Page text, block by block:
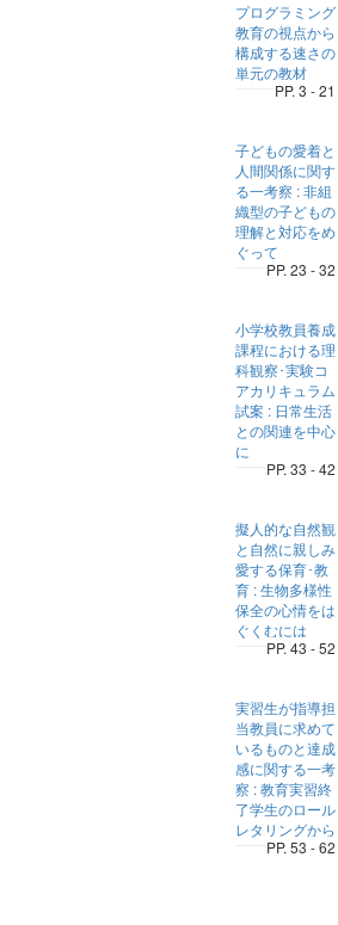
プログラミング
教育の視点から
構成する速さの
単元の教材
PP. 3 - 21
子どもの愛着と
人間関係に関す
る一考察 : 非組
織型の子どもの
理解と対応をめ
ぐって
PP. 23 - 32
小学校教員養成
課程における理
科観察･実験コ
アカリキュラム
試案 : 日常生活
との関連を中心
に
PP. 33 - 42
擬人的な自然観
と自然に親しみ
愛する保育･教
育 : 生物多様性
保全の心情をは
ぐくむには
PP. 43 - 52
実習生が指導担
当教員に求めて
いるものと達成
感に関する一考
察 : 教育実習終
了学生のロール
レタリングから
PP. 53 - 62